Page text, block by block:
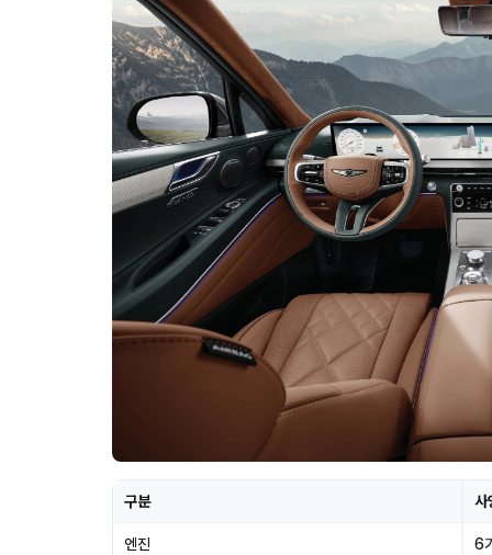
구분 사
엔진 6